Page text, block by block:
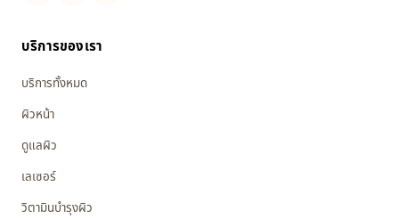
บริการของเรา
บริการทั้งหมด
ผิวหน้า
ดูแลผิว
เลเซอร์
วิตามินบำรุงผิว